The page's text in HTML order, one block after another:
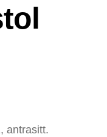
antrasitt.